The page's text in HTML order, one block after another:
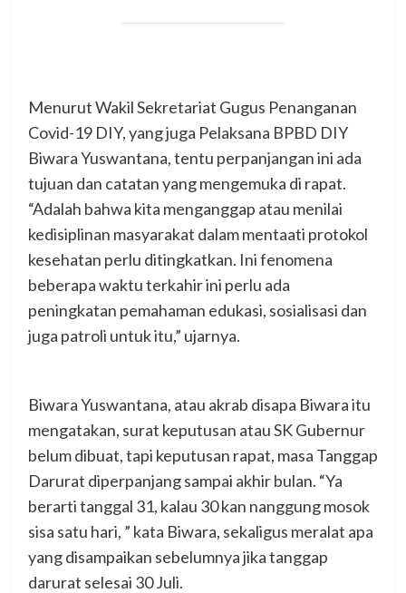
Menurut Wakil Sekretariat Gugus Penanganan
Covid-19 DIY, yang juga Pelaksana BPBD DIY
Biwara Yuswantana, tentu perpanjangan ini ada
tujuan dan catatan yang mengemuka di rapat.
“Adalah bahwa kita menganggap atau menilai
kedisiplinan masyarakat dalam mentaati protokol
kesehatan perlu ditingkatkan. Ini fenomena
beberapa waktu terkahir ini perlu ada
peningkatan pemahaman edukasi, sosialisasi dan
juga patroli untuk itu,” ujarnya.
Biwara Yuswantana, atau akrab disapa Biwara itu
mengatakan, surat keputusan atau SK Gubernur
belum dibuat, tapi keputusan rapat, masa Tanggap
Darurat diperpanjang sampai akhir bulan. “Ya
berarti tanggal 31, kalau 30 kan nanggung mosok
sisa satu hari, ” kata Biwara, sekaligus meralat apa
yang disampaikan sebelumnya jika tanggap
darurat selesai 30 Juli.